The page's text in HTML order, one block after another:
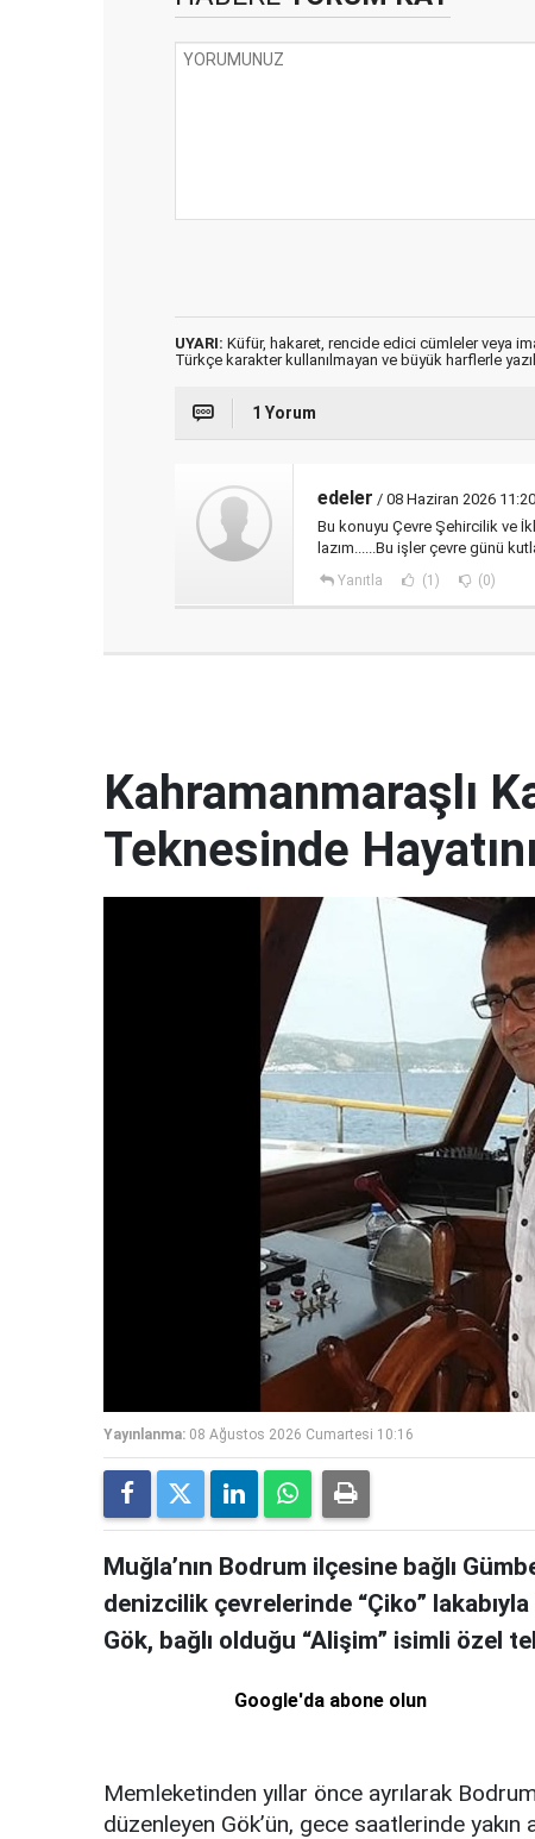
UYARI: Küfür, hakaret, rencide edici cümleler veya
Türkçe karakter kullanılmayan ve büyük harflerle
1 Yorum
edeler / 08 Haziran 2026 11:20
Bu konuyu Çevre Şehircilik ve
lazım......Bu işler çevre günü
Yanıtla (1) (0)
Kahramanmaraşlı
Teknesinde
Yayınlanma: 08 Ağustos 2026 Cumartesi 10:16
Muğla’nın Bodrum ilçesine bağlı
denizcilik çevrelerinde “Çiko”
Gök, bağlı olduğu “Alişim” isimli özel
Google'da abone olun
Memleketinden yıllar önce ayrılarak
düzenleyen Gök’ün, gece saatlerinde